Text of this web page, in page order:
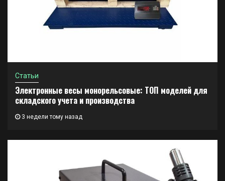
Статьи
Электронные весы монорельсовые: ТОП моделей для
складского учета и производства
3 недели тому назад